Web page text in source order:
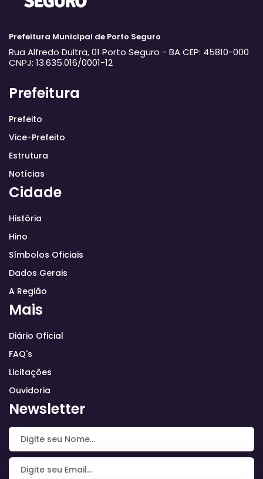
Prefeitura Municipal de Porto Seguro
Rua Alfredo Dultra, 01 Porto Seguro - BACEP: 45810-000
CNPJ: 13.635.016/0001-12
Prefeitura
Prefeito
Vice-Prefeito
Estrutura
Notícias
Cidade
História
Hino
Símbolos Oficiais
Dados Gerais
A Região
Mais
Diário Oficial
FAQ's
Licitações
Ouvidoria
Newsletter